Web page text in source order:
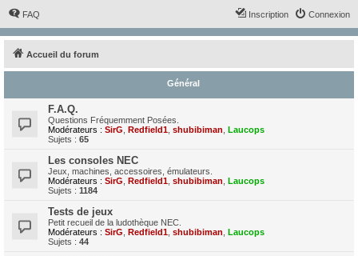
FAQ Connexion
Inscription
Accueil du forum
Général
F.A.Q.
Questions Fréquemment Posées.
Modérateurs : SirG Redfield1 shubibiman Laucops
Sujets : 65
Les consoles NEC
Jeux, machines, accessoires, émulateurs.
Modérateurs : SirG Redfield1 shubibiman Laucops
Sujets : 1184
Tests de jeux
Petit recueil de la ludothèque NEC.
Modérateurs : SirG Redfield1 shubibiman Laucops
Sujets : 44